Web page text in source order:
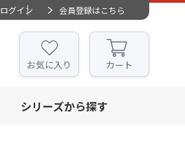
ログイン 会員登録はこちら
お気に入り カート
シリーズから探す